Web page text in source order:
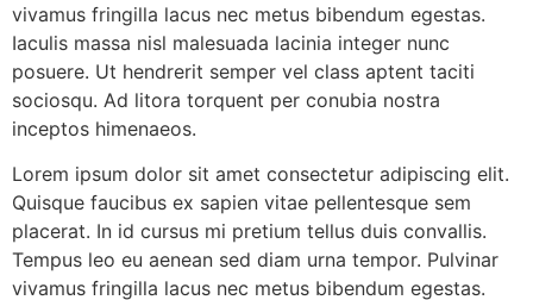
vivamus fringilla lacus nec metus bibendum egestas.
Iaculis massa nisl malesuada lacinia integer nunc
posuere. Ut hendrerit semper vel class aptent taciti
sociosqu. Ad litora torquent per conubia nostra
inceptos himenaeos.
Lorem ipsum dolor sit amet consectetur adipiscing elit.
Quisque faucibus ex sapien vitae pellentesque sem
placerat. In id cursus mi pretium tellus duis convallis.
Tempus leo eu aenean sed diam urna tempor. Pulvinar
vivamus fringilla lacus nec metus bibendum egestas.